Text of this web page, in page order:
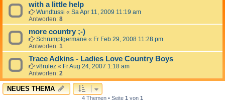
with a little help
Wundtussi « Sa Apr 11, 2009 11:19 am
Antworten: 8
more country ;-)
Schrumpfgermane « Fr Feb 29, 2008 11:28 pm
Antworten: 1
Trace Adkins - Ladies Love Country Boys
v8rulez « Fr Aug 24, 2007 1:18 am
Antworten: 2
NEUES THEMA
4 Themen • Seite 1 von 1